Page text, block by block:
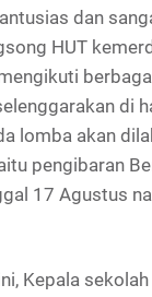
dan
HUT
di
lomba akan
pengibaran
17 Agustus
Kepala